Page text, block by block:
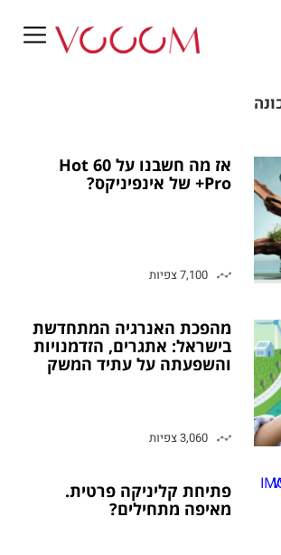
אז מה חשבנו על Hot 60
Pro+ של אינפיניקס?
7,100 צפיות
מהפכת האנרגיה המתחדשת
בישראל: אתגרים, הזדמנויות
והשפעתה על עתיד המשק
3,060 צפיות
פתיחת קליניקה פרטית.
מאיפה מתחילים?